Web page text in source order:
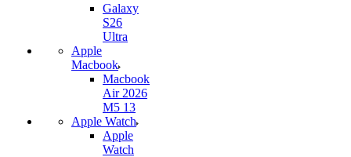
Galaxy
S26
Ultra
Apple
Macbook
Macbook
Air 2026
M5 13
Apple Watch
Apple
Watch